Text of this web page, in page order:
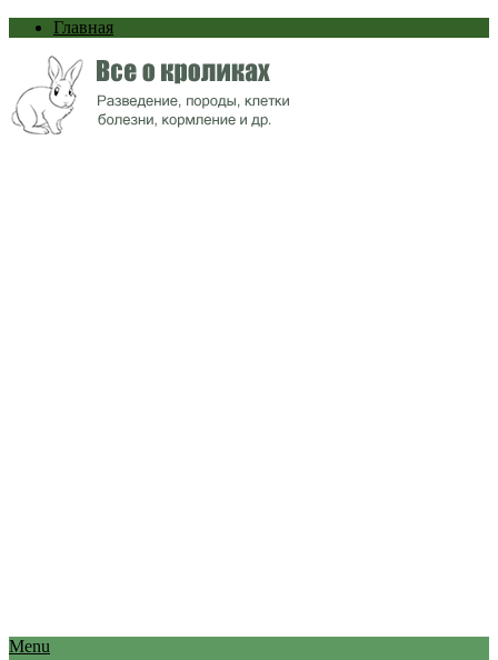
Главная
Menu